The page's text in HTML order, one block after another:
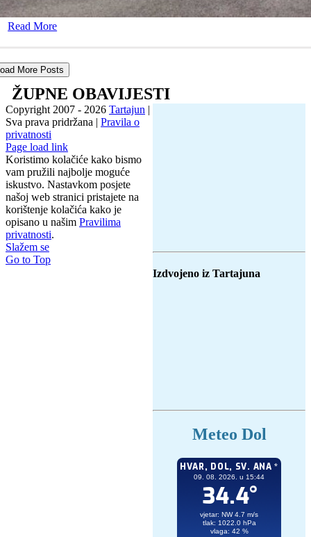
Read More
More Posts
ŽUPNE OBAVIJESTI
Izdvojeno iz Tartajuna
Meteo Dol
Copyright 2007 - 2026 Tartajun |
Sva prava pridržana | Pravila o
privatnosti
Page load link
Koristimo kolačiće kako bismo
vam pružili najbolje moguće
iskustvo. Nastavkom posjete
našoj web stranici pristajete na
korištenje kolačića kako je
opisano u našim Pravilima
privatnosti.
Slažem se
Go to Top